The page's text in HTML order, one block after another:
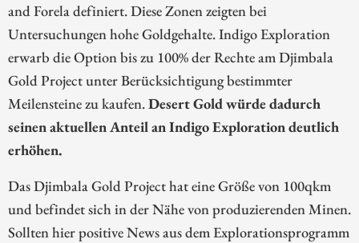
and Forela definiert. Diese Zonen zeigten bei
Untersuchungen hohe Goldgehalte. Indigo Exploration
erwarb die Option bis zu 100% der Rechte am Djimbala
Gold Project unter Berücksichtigung bestimmter
Meilensteine zu kaufen.Desert Gold würde dadurch
seinen aktuellen Anteil an Indigo Exploration deutlich
erhöhen.
Das Djimbala Gold Project hat eine Größe von 100qkm
und befindet sich in der Nähe von produzierenden Minen.
Sollten hier positive News aus dem Explorationsprogramm